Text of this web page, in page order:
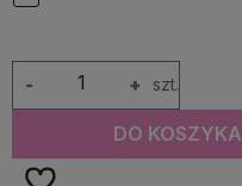
+
- szt.
DO KOSZYKA